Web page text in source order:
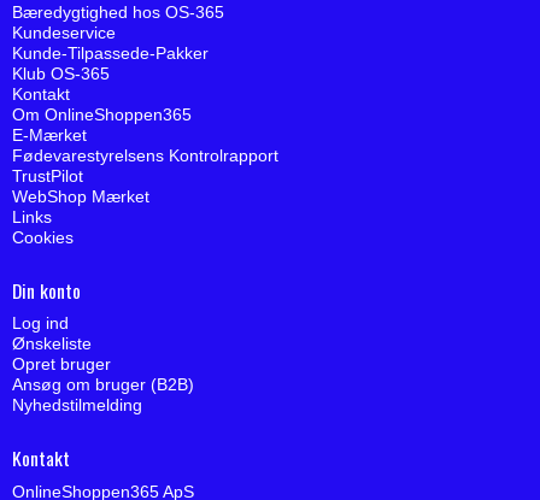
Bæredygtighed hos OS-365
Kundeservice
Kunde-Tilpassede-Pakker
Klub OS-365
Kontakt
Om OnlineShoppen365
E-Mærket
Fødevarestyrelsens Kontrolrapport
TrustPilot
WebShop Mærket
Links
Cookies
Din konto
Log ind
Ønskeliste
Opret bruger
Ansøg om bruger (B2B)
Nyhedstilmelding
Kontakt
OnlineShoppen365 ApS